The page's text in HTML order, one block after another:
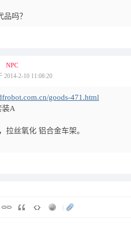
吗？
NPC
2014-2-10 11:08:20
goods-471.html
装A
拉丝氧化 铝合金车架。